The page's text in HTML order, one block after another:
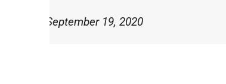
September 19, 2020